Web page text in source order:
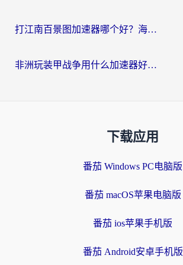
打江南百景图加速器哪个好？海外党踩坑N次后，终于找到不卡的秘诀
非洲玩装甲战争用什么加速器好？海外党亲测有效的国服游戏加速方案
下载应用
番茄 Windows PC电脑版
番茄 macOS苹果电脑版
番茄 ios苹果手机版
番茄 Android安卓手机版